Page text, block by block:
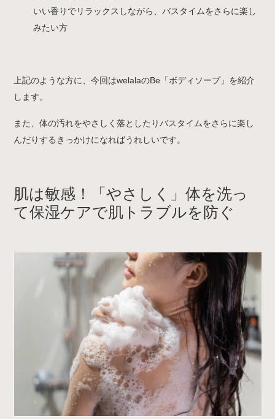
いい香りでリラックスしながら、バスタイムをさらに楽し
みたい方
上記のような方に、今回はwelalaのBe「ボディソープ」を紹介
します。
また、体の汚れをやさしく落としたりバスタイムをさらに楽し
んだりするきっかけになればうれしいです。
肌は敏感！「やさしく」体を洗っ
て保湿ケアで肌トラブルを防ぐ